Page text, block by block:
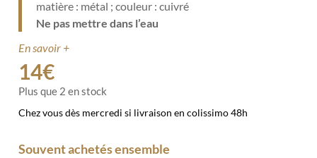
matière : métal ; couleur : cuivré
Ne pas mettre dans l’eau
En savoir +
14€
Plus que 2 en stock
Chez vous dès mercredi si livraison en colissimo 48h
Souvent achetés ensemble